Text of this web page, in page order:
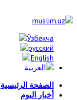
الصفحة الرئيسية
أخبار اليوم